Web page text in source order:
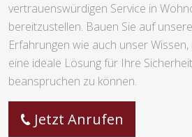
vertrauenswürdigen Service in
bereitzustellen. Bauen Sie auf
Erfahrungen wie auch unser
eine ideale Lösung für Ihre
beanspruchen zu können.
Jetzt Anrufen